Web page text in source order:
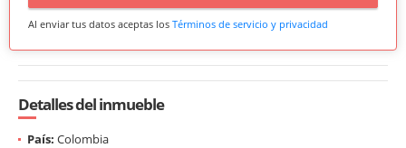
Al enviar tus datos aceptas los Términos de servicio y privacidad
Detalles del inmueble
País: Colombia